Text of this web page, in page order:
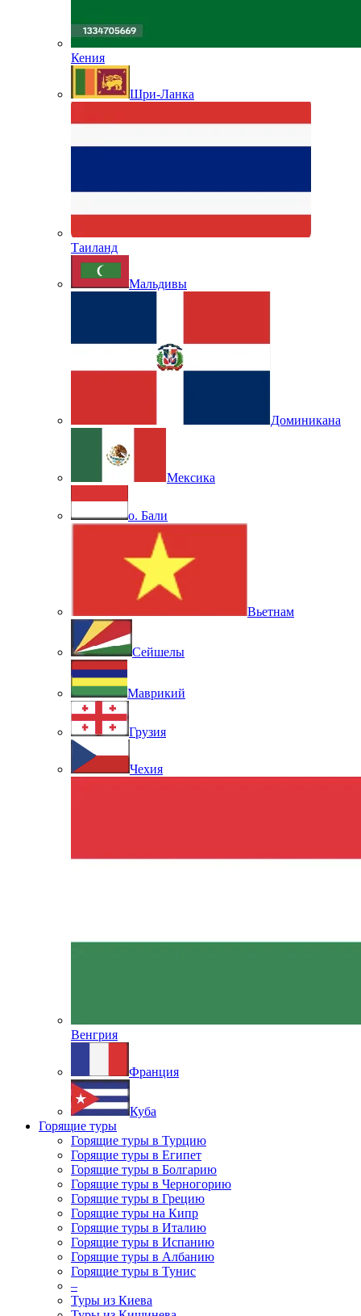
Кения
Шри-Ланка
Таиланд
Мальдивы
Доминикана
Мексика
о. Бали
Вьетнам
Сейшелы
Маврикий
Грузия
Чехия
Венгрия
Франция
Куба
Горящие туры
Горящие туры в Турцию
Горящие туры в Египет
Горящие туры в Болгарию
Горящие туры в Черногорию
Горящие туры в Грецию
Горящие туры на Кипр
Горящие туры в Италию
Горящие туры в Испанию
Горящие туры в Албанию
Горящие туры в Тунис
–
Туры из Киева